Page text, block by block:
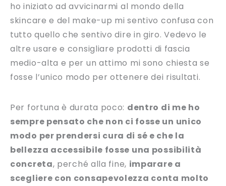
ho iniziato ad avvicinarmi al mondo della
skincare e del make-up mi sentivo confusa con
tutto quello che sentivo dire in giro. Vedevo le
altre usare e consigliare prodotti di fascia
medio-alta e per un attimo mi sono chiesta se
fosse l’unico modo per ottenere dei risultati.
Per fortuna è durata poco: dentro di me ho
sempre pensato che non ci fosse un unico
modo per prendersi cura di sé e che la
bellezza accessibile fosse una possibilità
concreta, perché alla fine, imparare a
scegliere con consapevolezza conta molto